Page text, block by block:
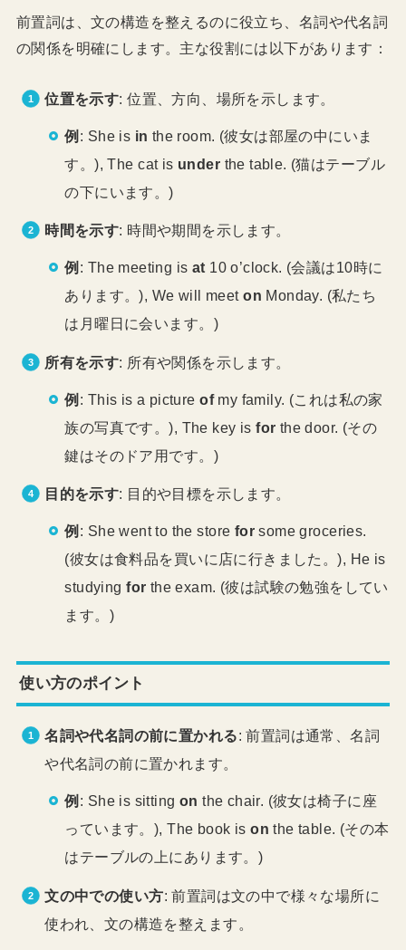
前置詞は、文の構造を整えるのに役立ち、名詞や代名詞
の関係を明確にします。主な役割には以下があります：
位置を示す: 位置、方向、場所を示します。
例 : She is in the room. (彼女は部屋の中にいま
す。), The cat is under the table. (猫はテーブル
の下にいます。)
時間を示す: 時間や期間を示します。
例 : The meeting is at 10 o’clock. (会議は10時に
あります。), We will meeton Monday. (私たち
は月曜日に会います。)
所有を示す: 所有や関係を示します。
例 : This is a pictureofmy family. (これは私の家
族の写真です。), The key isfor the door. (その
鍵はそのドア用です。)
目的を示す: 目的や目標を示します。
例 : She went to the store for some groceries.
(彼女は食料品を買いに店に行きました。), He is
studyingfor the exam. (彼は試験の勉強をしてい
ます。)
使い方のポイント
名詞や代名詞の前に置かれる: 前置詞は通常、名詞
や代名詞の前に置かれます。
例 : She is sitting on the chair. (彼女は椅子に座
っています。), The book ison the table. (その本
はテーブルの上にあります。)
文の中での使い方: 前置詞は文の中で様々な場所に
使われ、文の構造を整えます。